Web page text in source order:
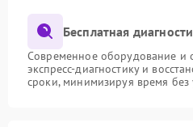
Бесплатная
Современное оборудование и
экспресс-диагностику и
сроки, минимизируя время без